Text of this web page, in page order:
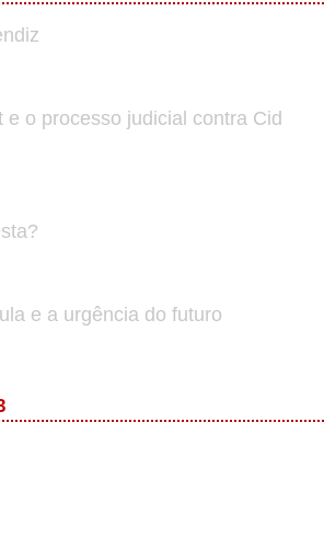
e o processo judicial contra Cid
e a urgência do futuro